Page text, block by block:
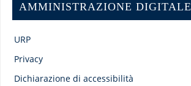
AMMINISTRAZIONE DIGITALE
URP
Privacy
Dichiarazione di accessibilità